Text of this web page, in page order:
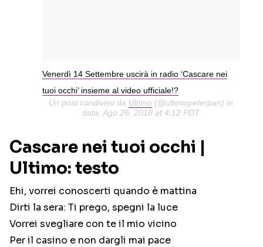
Venerdì 14 Settembre uscirà in radio ‘Cascare nei
tuoi occhi’ insieme al video ufficiale!?
Un post condiviso da Ultimo (@ultimopeterpan) in
data: Ago 26, 2018 at 4:12 PDT
Cascare nei tuoi occhi |
Ultimo: testo
Ehi, vorrei conoscerti quando è mattina
Dirti la sera: Ti prego, spegni la luce
Vorrei svegliare con te il mio vicino
Per il casino e non dargli mai pace